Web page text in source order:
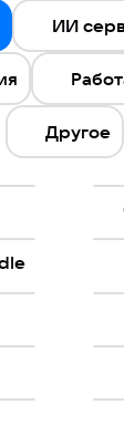
ИИ
Другое